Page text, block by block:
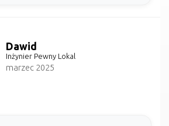
Dawid
Inżynier Pewny Lokal
marzec 2025